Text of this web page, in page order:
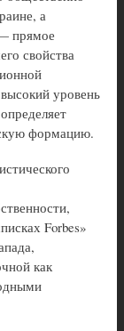
а
прямое
свойства
уровень
формацию.
Forbes»
как